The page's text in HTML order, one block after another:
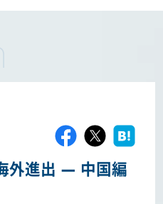
外進出 ― 中国編